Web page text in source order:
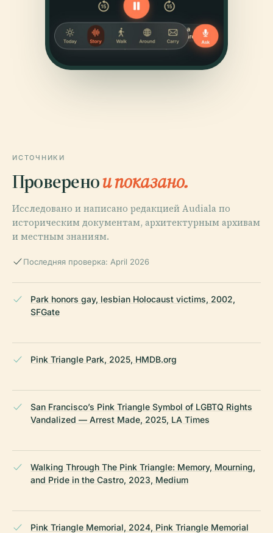
ИСТОЧНИКИ
Проверенои показано.
Исследовано и написано редакцией Audiala по
историческим документам, архитектурным архивам
и местным знаниям.
Последняя проверка: April 2026
Park honors gay, lesbian Holocaust victims, 2002,
SFGate
Pink Triangle Park, 2025, HMDB.org
San Francisco’s Pink Triangle Symbol of LGBTQ Rights
Vandalized — Arrest Made, 2025, LA Times
Walking Through The Pink Triangle: Memory, Mourning,
and Pride in the Castro, 2023, Medium
Pink Triangle Memorial, 2024, Pink Triangle Memorial